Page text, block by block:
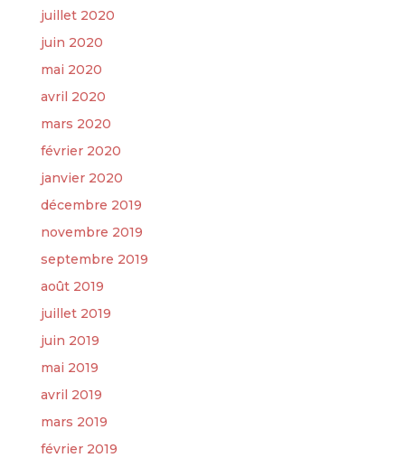
juillet 2020
juin 2020
mai 2020
avril 2020
mars 2020
février 2020
janvier 2020
décembre 2019
novembre 2019
septembre 2019
août 2019
juillet 2019
juin 2019
mai 2019
avril 2019
mars 2019
février 2019